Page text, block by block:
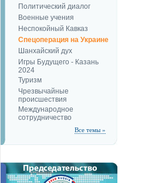
Политический диалог
Военные учения
Неспокойный Кавказ
Спецоперация на Украине
Шанхайский дух
Игры Будущего - Казань
2024
Туризм
Чрезвычайные
происшествия
Международное
сотрудничество
Все темы »